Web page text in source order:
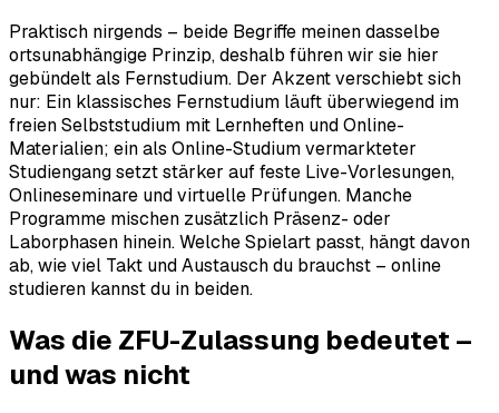
Praktisch nirgends – beide Begriffe meinen dasselbe
ortsunabhängige Prinzip, deshalb führen wir sie hier
gebündelt als Fernstudium. Der Akzent verschiebt sich
nur: Ein klassisches Fernstudium läuft überwiegend im
freien Selbststudium mit Lernheften und Online-
Materialien; ein als Online-Studium vermarkteter
Studiengang setzt stärker auf feste Live-Vorlesungen,
Onlineseminare und virtuelle Prüfungen. Manche
Programme mischen zusätzlich Präsenz- oder
Laborphasen hinein. Welche Spielart passt, hängt davon
ab, wie viel Takt und Austausch du brauchst – online
studieren kannst du in beiden.
Was die ZFU-Zulassung bedeutet –
und was nicht